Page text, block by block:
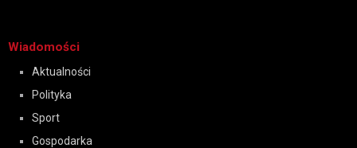
Wiadomości
Aktualności
Polityka
Sport
Gospodarka